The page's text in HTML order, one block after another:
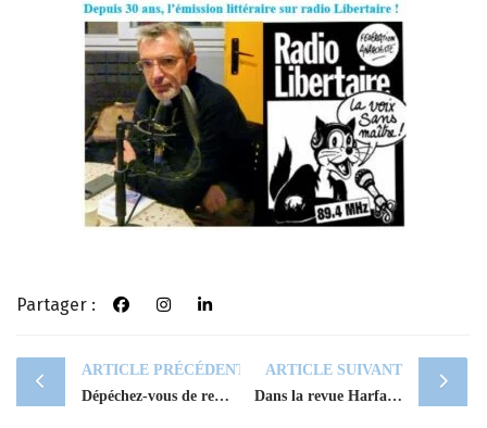
Partager :
Post
navigation
ARTICLE PRÉCÉDENT
Dépéchez-vous de rester jeune
ARTICLE SUIVANT
Dans la revue Harfang